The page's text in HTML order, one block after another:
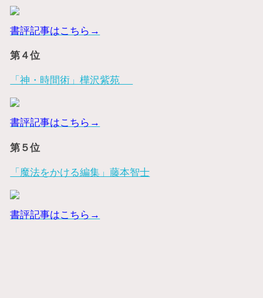
書評記事はこちら→
第４位
「神・時間術」樺沢紫苑
書評記事はこちら→
第５位
「魔法をかける編集」藤本智士
書評記事はこちら→